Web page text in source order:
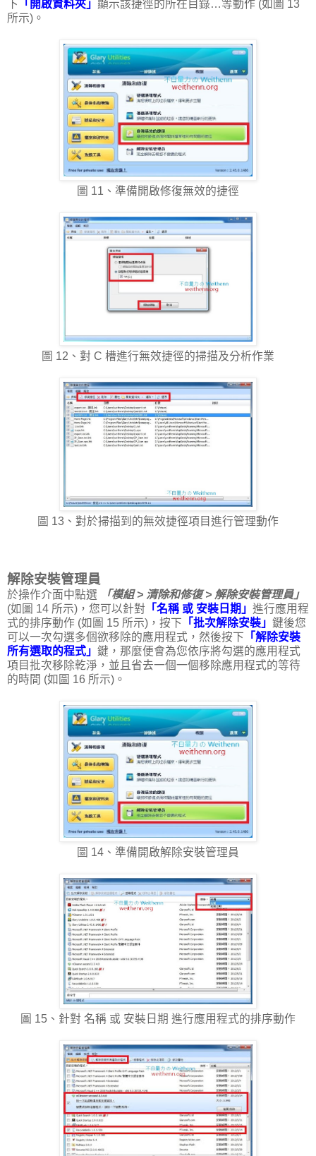
下 「開啟資料夾」 顯示該捷徑的所在目錄…等動作 (如圖 13
所示)。
圖 11、準備開啟修復無效的捷徑
圖 12、對 C 槽進行無效捷徑的掃描及分析作業
圖 13、對於掃描到的無效捷徑項目進行管理動作
解除安裝管理員
於操作介面中點選
「模組 > 清除和修復 > 解除安裝管理員」
(如圖 14 所示)，您可以針對 「名稱 或 安裝日期」 進行應用程
式的排序動作 (如圖 15 所示)，按下 「批次解除安裝」 鍵後您
可以一次勾選多個欲移除的應用程式，然後按下 「解除安裝
所有選取的程式」 鍵，那麼便會為您依序將勾選的應用程式
項目批次移除乾淨，並且省去一個一個移除應用程式的等待
的時間 (如圖 16 所示)。
圖 14、準備開啟解除安裝管理員
圖 15、針對 名稱 或 安裝日期 進行應用程式的排序動作